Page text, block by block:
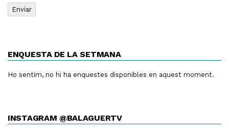
ENQUESTA DE LA SETMANA
Ho sentim, no hi ha enquestes disponibles en aquest moment.
INSTAGRAM @BALAGUERTV